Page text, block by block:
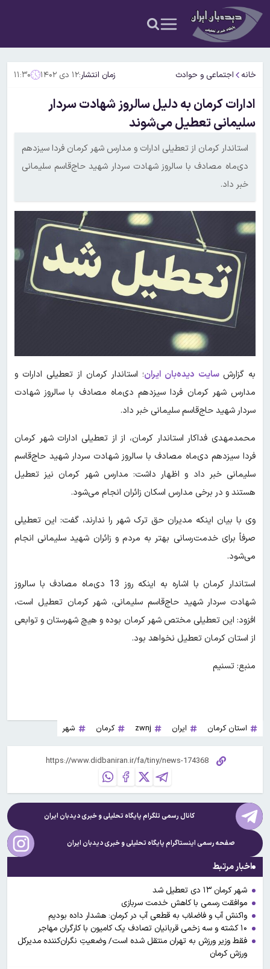
خانه اجتماعی و حوادث زمان انتشار:۱۲ دی ۱۴۰۲ ۱۱:۳۰
ادارات کرمان به دلیل سالروز شهادت سردار
سلیمانی تعطیل می‌شوند
استاندار کرمان از تعطیلی ادارات و مدارس شهر کرمان فردا سیزدهم
دی‌ماه مصادف با سالروز شهادت سردار شهید حاج‌قاسم سلیمانی
خبر داد.
به گزارش سایت دیده‌بان ایران؛ استاندار کرمان از تعطیلی ادارات و
مدارس شهر کرمان فردا سیزدهم دی‌ماه مصادف با سالروز شهادت
سردار شهید حاج‌قاسم سلیمانی خبر داد.
محمدمهدی فداکار استاندار کرمان، از از تعطیلی ادارات شهر کرمان
فردا سیزدهم دی‌ماه مصادف با سالروز شهادت سردار شهید حاج‌قاسم
سلیمانی خبر داد و اظهار داشت: مدارس شهر کرمان نیز تعطیل
هستند و در برخی مدارس اسکان زائران انجام می‌شود.
وی با بیان اینکه مدیران حق ترک شهر را ندارند، گفت: این تعطیلی
صرفاً برای خدمت‌رسانی بهتر به مردم و زائران شهید سلیمانی انجام
می‌شود.
استاندار کرمان با اشاره به اینکه روز 13 دی‌ماه مصادف با سالروز
شهادت سردار شهید حاج‌قاسم سلیمانی، شهر کرمان تعطیل است،
افزود: این تعطیلی مختص شهر کرمان بوده و هیچ شهرستان و توابعی
از استان کرمان تعطیل نخواهد بود.
منبع: تسنیم
استان کرمان ایران zwnj کرمان شهر
کانال رسمی تلگرام پایگاه تحلیلی و خبریدیدبان ایران
صفحه رسمی اینستاگرام پایگاه تحلیلی و خبریدیدبان ایران
اخبار مرتبط
شهر کرمان ۱۳ دی‌ تعطیل شد
موافقت رسمی با کاهش خدمت سربازی
واکنش آب و فاضلاب به قطعی آب در کرمان: هشدار داده بود‌یم
۱۰ کشته و سه زخمی قربانیان تصادف یک کامیون با کارگران مهاجر
فقط وزیر ورزش به تهران منتقل شده است/ وضعیتِ نگران‌کننده مدیرکل
ورزش کرمان